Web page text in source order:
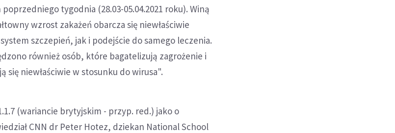
tygodnia (28.03-05.04.2021 roku). Winą
wzrost zakażeń obarcza się niewłaściwie
system szczepień, jak i podejście do samego leczenia.
również osób, które bagatelizują zagrożenie i
się niewłaściwie w stosunku do wirusa".
(wariancie brytyjskim - przyp. red.) jako o
CNN dr Peter Hotez, dziekan National School